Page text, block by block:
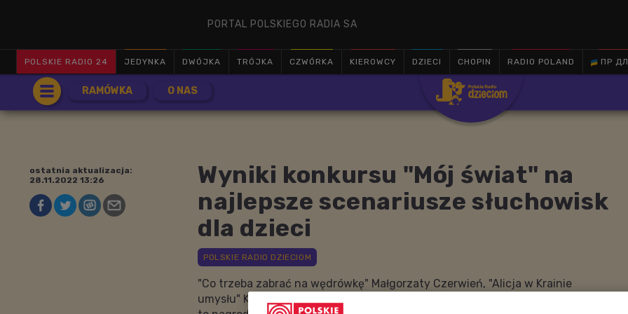
PORTAL POLSKIEGO RADIA SA
POLSKIE RADIO 24 JEDYNKA DWÓJKA TRÓJKA CZWÓRKA KIEROWCY DZIECI CHOPIN RADIO POLAND ПР

RAMÓWKA O NAS
Wyniki konkursu "Mój świat" na
najlepsze scenariusze słuchowisk
dla dzieci
ostatnia aktualizacja:
28.11.2022 13:26
"Co trzeba zabrać na wędrówkę" Małgorzaty Czerwień, "Alicja w Krainie
umysłu" Kamili Biernackiej i "Ciemności nie trzeba się bać" Anny Furmanowicz